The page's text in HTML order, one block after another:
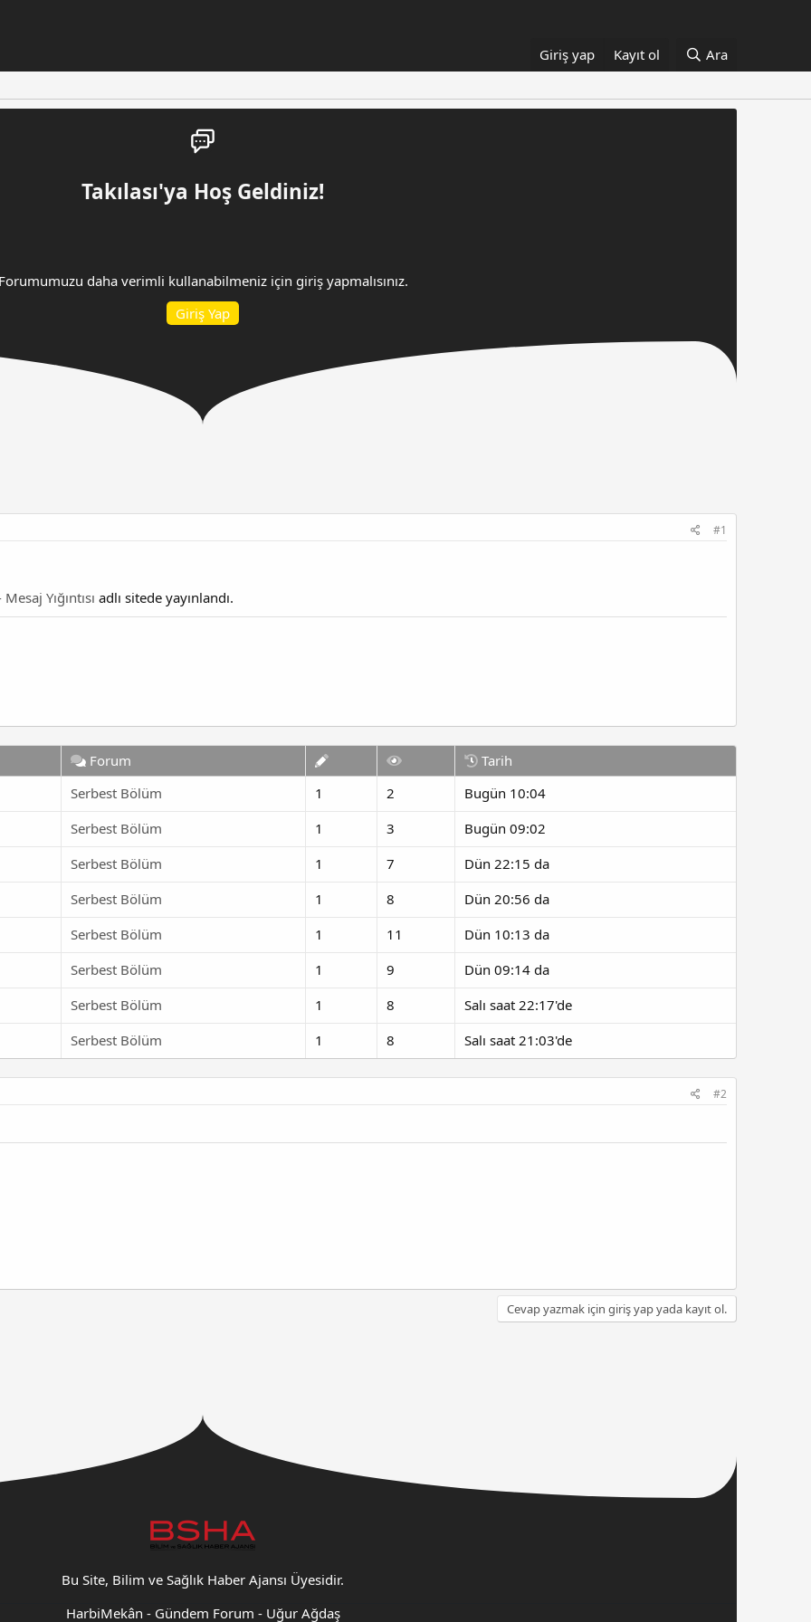
Giriş yap Kayıt ol Ara
Takılası'ya Hoş Geldiniz!
Forumumuzu daha verimli kullanabilmeniz için giriş yapmalısınız.
Giriş Yap
#1
Mesaj Yığıntısı adlı sitede yayınlandı.
Forum
Tarih
Serbest Bölüm 1 2
Bugün 10:04
Serbest Bölüm 1 3
Bugün 09:02
Serbest Bölüm 1 7
Dün 22:15 da
Serbest Bölüm 1 8
Dün 20:56 da
Serbest Bölüm 1 11
Dün 10:13 da
Serbest Bölüm 1 9
Dün 09:14 da
Serbest Bölüm 1 8
Salı saat 22:17'de
Serbest Bölüm 1 8 Salı saat 21:03'de
#2
Cevap yazmak için giriş yap yada kayıt ol.
Bu Site, Bilim ve Sağlık Haber Ajansı Üyesidir.
HarbiMekân - Gündem Forum - Uğur Ağdaş